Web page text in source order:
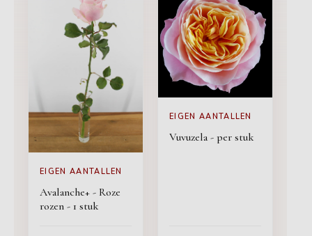
EIGEN AANTALLEN
Avalanche+ - Roze
rozen - 1 stuk
EIGEN AANTALLEN
Vuvuzela - per stuk